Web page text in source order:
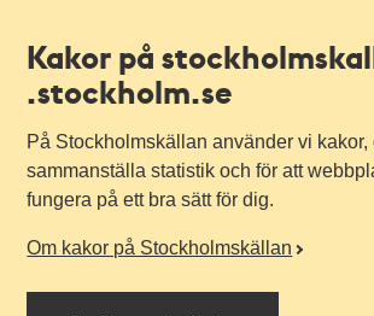
Kakor på
.stockholm.se
På Stockholmskällan använder vi kakor,
sammanställa statistik och för att
fungera på ett bra sätt för dig.
Om kakor på Stockholmskällan